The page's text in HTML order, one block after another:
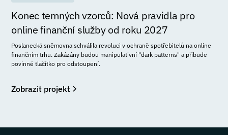
Konec temných vzorců: Nová pravidla pro
online finanční služby od roku 2027
Poslanecká sněmovna schválila revoluci v ochraně spotřebitelů na online
finančním trhu. Zakázány budou manipulativní "dark patterns" a přibude
povinné tlačítko pro odstoupení.
Zobrazit projekt